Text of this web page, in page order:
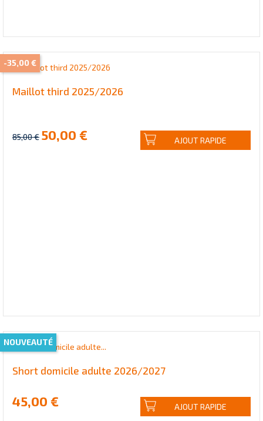
Maillot third 2025/2026
85,00 € 50,00 € AJOUT RAPIDE
-35,00 €
Short domicile adulte 2026/2027
45,00 € AJOUT RAPIDE
NOUVEAUTÉ